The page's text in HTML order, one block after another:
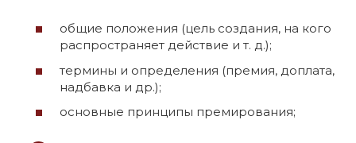
общие положения (цель создания, на кого
распространяет действие и т. д.);
термины и определения (премия, доплата,
надбавка и др.);
основные принципы премирования;